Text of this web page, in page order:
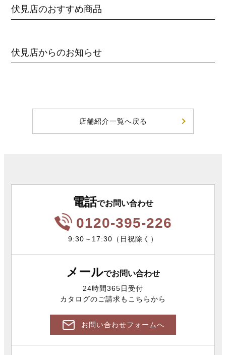
伏見店のおすすめ商品
伏見店からのお知らせ
店舗紹介一覧へ戻る
電話でお問い合わせ
0120-395-226
9:30～17:30（日祝除く）
メールでお問い合わせ
24時間365日受付
カタログのご請求もこちらから
お問い合わせフォームへ